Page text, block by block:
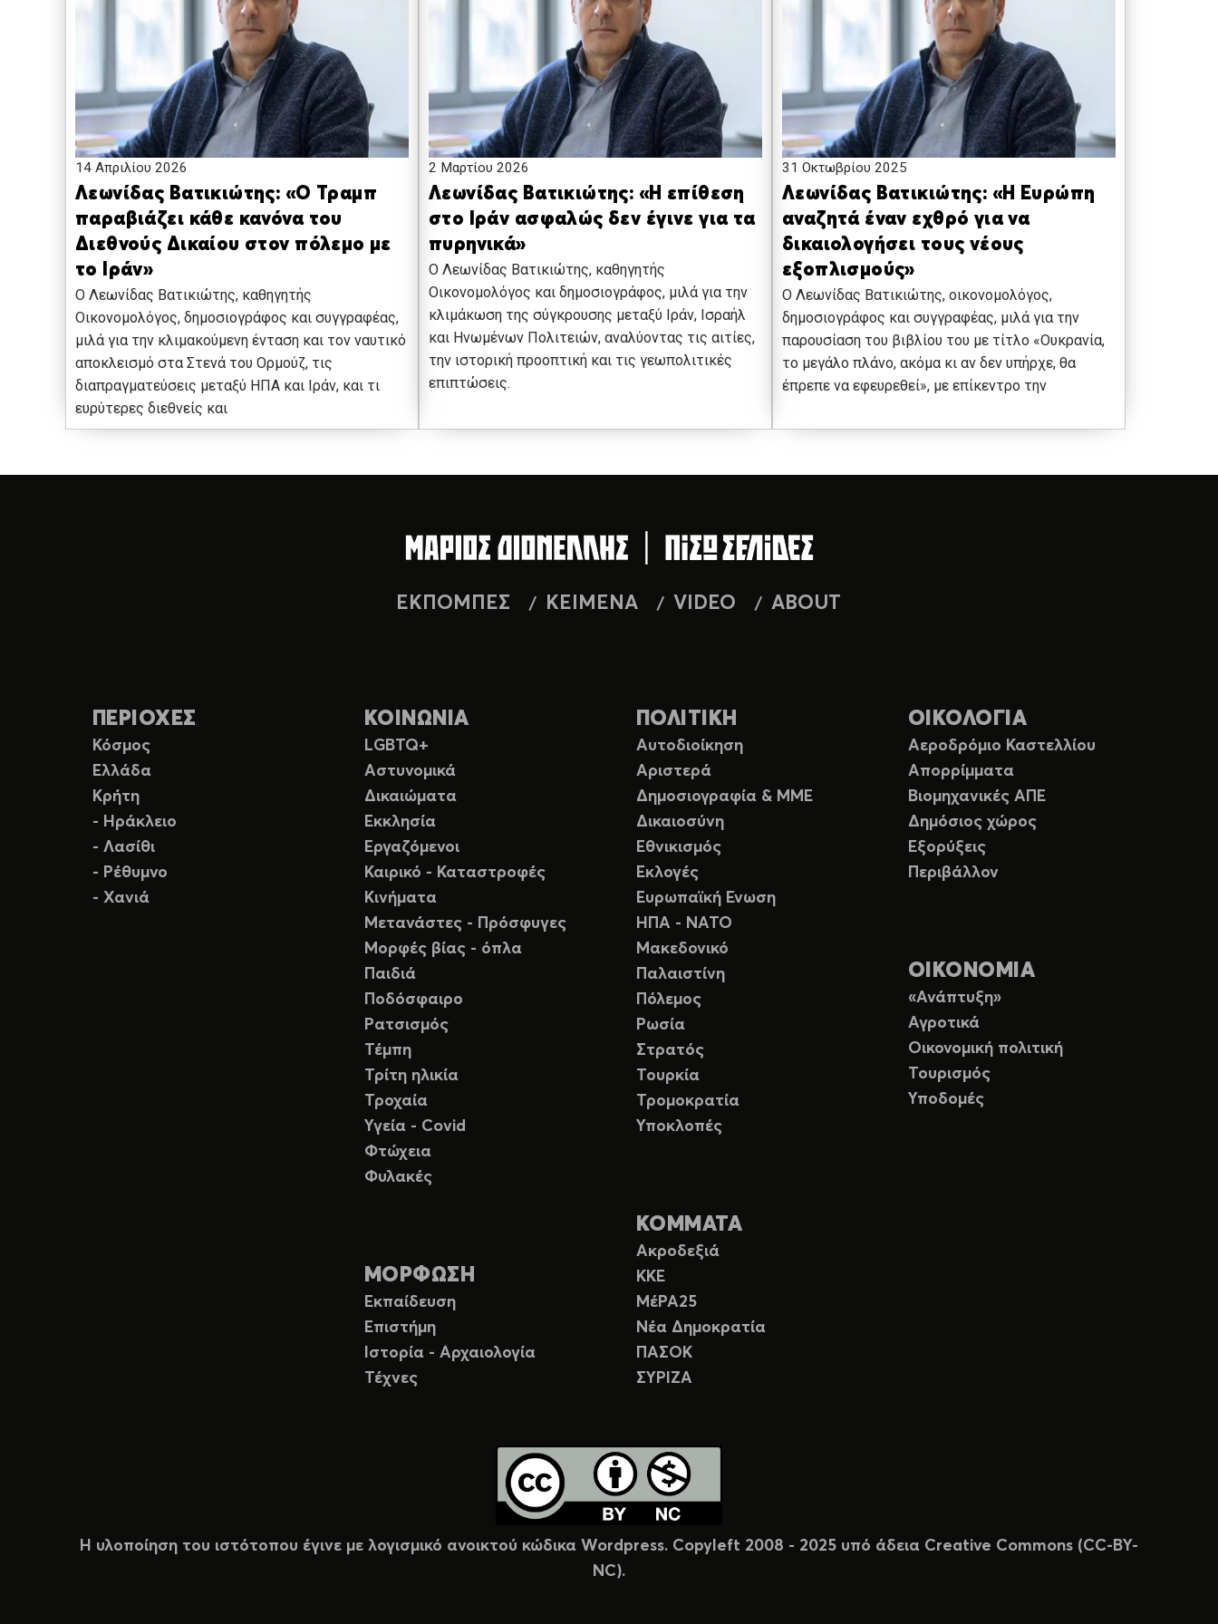
14 Απριλίου 2026
Λεωνίδας Βατικιώτης: «Ο Τραμπ
παραβιάζει κάθε κανόνα του
Διεθνούς Δικαίου στον πόλεμο με
το Ιράν»
Ο Λεωνίδας Βατικιώτης, καθηγητής
Οικονομολόγος, δημοσιογράφος και συγγραφέας,
μιλά για την κλιμακούμενη ένταση και τον ναυτικό
αποκλεισμό στα Στενά του Ορμούζ, τις
διαπραγματεύσεις μεταξύ ΗΠΑ και Ιράν, και τι
ευρύτερες διεθνείς και
2 Μαρτίου 2026
Λεωνίδας Βατικιώτης: «Η επίθεση
στο Ιράν ασφαλώς δεν έγινε για τα
πυρηνικά»
Ο Λεωνίδας Βατικιώτης, καθηγητής
Οικονομολόγος και δημοσιογράφος, μιλά για την
κλιμάκωση της σύγκρουσης μεταξύ Ιράν, Ισραήλ
και Ηνωμένων Πολιτειών, αναλύοντας τις αιτίες,
την ιστορική προοπτική και τις γεωπολιτικές
επιπτώσεις.
31 Οκτωβρίου 2025
Λεωνίδας Βατικιώτης: «Η Ευρώπη
αναζητά έναν εχθρό για να
δικαιολογήσει τους νέους
εξοπλισμούς»
Ο Λεωνίδας Βατικιώτης, οικονομολόγος,
δημοσιογράφος και συγγραφέας, μιλά για την
παρουσίαση του βιβλίου του με τίτλο «Ουκρανία,
το μεγάλο πλάνο, ακόμα κι αν δεν υπήρχε, θα
έπρεπε να εφευρεθεί», με επίκεντρο την
ΕΚΠΟΜΠΕΣ ΚΕΙΜΕΝΑ VIDEO ABOUT
ΠΕΡΙΟΧΕΣ
Κόσμος
Ελλάδα
Κρήτη
- Ηράκλειο
- Λασίθι
- Ρέθυμνο
- Χανιά
ΚΟΙΝΩΝΙΑ
LGBTQ+
Αστυνομικά
Δικαιώματα
Εκκλησία
Εργαζόμενοι
Καιρικό - Καταστροφές
Κινήματα
Μετανάστες - Πρόσφυγες
Μορφές βίας - όπλα
Παιδιά
Ποδόσφαιρο
Ρατσισμός
Τέμπη
Τρίτη ηλικία
Τροχαία
Υγεία - Covid
Φτώχεια
Φυλακές
ΜΟΡΦΩΣΗ
Εκπαίδευση
Επιστήμη
Ιστορία - Αρχαιολογία
Τέχνες
ΠΟΛΙΤΙΚΗ
Αυτοδιοίκηση
Αριστερά
Δημοσιογραφία & ΜΜΕ
Δικαιοσύνη
Εθνικισμός
Εκλογές
Ευρωπαϊκή Ενωση
ΗΠΑ - ΝΑΤΟ
Μακεδονικό
Παλαιστίνη
Πόλεμος
Ρωσία
Στρατός
Τουρκία
Τρομοκρατία
Υποκλοπές
ΚΟΜΜΑΤΑ
Ακροδεξιά
ΚΚΕ
ΜέΡΑ25
Νέα Δημοκρατία
ΠΑΣΟΚ
ΣΥΡΙΖΑ
ΟΙΚΟΛΟΓΙΑ
Αεροδρόμιο Καστελλίου
Απορρίμματα
Βιομηχανικές ΑΠΕ
Δημόσιος χώρος
Εξορύξεις
Περιβάλλον
ΟΙΚΟΝΟΜΙΑ
«Ανάπτυξη»
Αγροτικά
Οικονομική πολιτική
Τουρισμός
Υποδομές
Η υλοποίηση του ιστότοπου έγινε με λογισμικό ανοικτού κώδικα Wordpress. Copyleft 2008 - 2025 υπό άδεια Creative Commons (CC-BY-
NC).